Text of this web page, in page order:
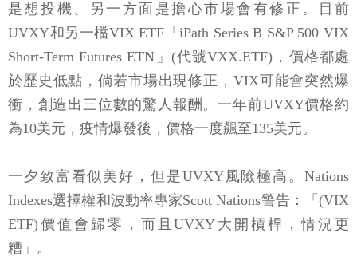
是想投機、另一方面是擔心市場會有修正。目前
UVXY和另一檔VIX ETF「iPath Series B S&P 500 VIX
Short-Term Futures ETN」(代號VXX.ETF)，價格都處
於歷史低點，倘若市場出現修正，VIX可能會突然爆
衝，創造出三位數的驚人報酬。一年前UVXY價格約
為10美元，疫情爆發後，價格一度飆至135美元。
一夕致富看似美好，但是UVXY風險極高。Nations
Indexes選擇權和波動率專家Scott Nations警告：「(VIX
ETF)價值會歸零，而且UVXY大開槓桿，情況更
糟」。